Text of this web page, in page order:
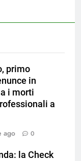
primo
in
i morti
a
ago 0
la Check